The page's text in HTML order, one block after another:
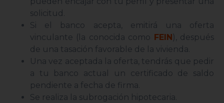
solicitud.
Si el banco acepta, emitirá una oferta
vinculante (la conocida como
FEIN ), después
de una tasación favorable de la vivienda.
Una vez aceptada la oferta, tendrás que pedir
a tu banco actual un certificado de saldo
pendiente a fecha de firma.
Se realiza la subrogación hipotecaria.